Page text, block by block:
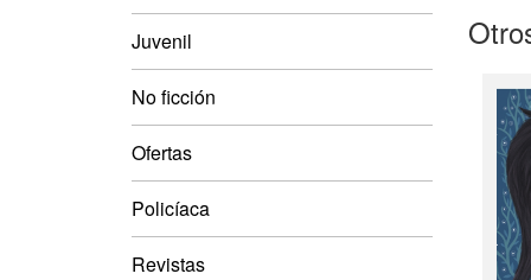
Juvenil
No ficción
Ofertas
Policíaca
Revistas